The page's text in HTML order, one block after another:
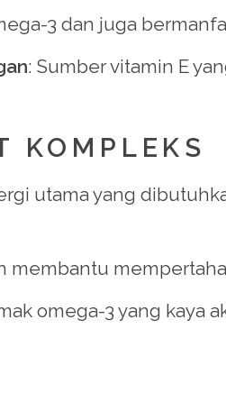
3 dan juga
: Sumber vitamin E
KOMPLEKS
utama yang
membantu
omega-3 yang kaya